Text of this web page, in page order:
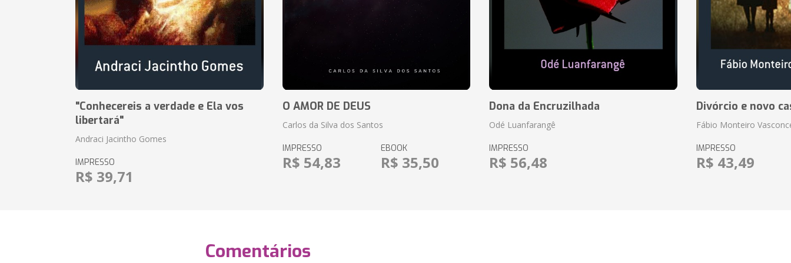
"Conhecereis a verdade e Ela vos
libertará"
Andraci Jacintho Gomes
IMPRESSO
R$ 39,71
O AMOR DE DEUS
Carlos da Silva dos Santos
IMPRESSO
R$ 54,83
EBOOK
R$ 35,50
Dona da Encruzilhada
Odé Luanfarangê
IMPRESSO
R$ 56,48
Divórcio e novo
Fábio Monteiro
IMPRESSO
R$ 43,49
Comentários